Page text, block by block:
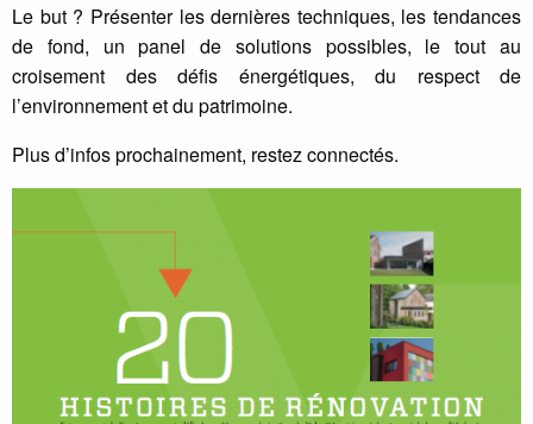
Le but ? Présenter les dernières techniques, les tendances
de fond, un panel de solutions possibles, le tout au
croisement des défis énergétiques, du respect de
l’environnement et du patrimoine.
Plus d’infos prochainement, restez connectés.